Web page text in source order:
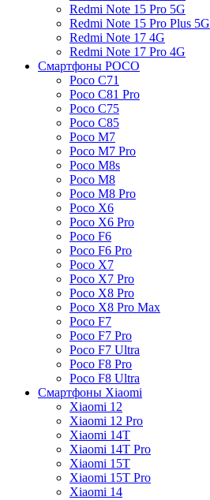
Redmi Note 15 Pro 5G
Redmi Note 15 Pro Plus 5G
Redmi Note 17 4G
Redmi Note 17 Pro 4G
Смартфоны POCO
Poco C71
Poco C81 Pro
Poco C75
Poco C85
Poco M7
Poco M7 Pro
Poco M8s
Poco M8
Poco M8 Pro
Poco X6
Poco X6 Pro
Poco F6
Poco F6 Pro
Poco X7
Poco X7 Pro
Poco X8 Pro
Poco X8 Pro Max
Poco F7
Poco F7 Pro
Poco F7 Ultra
Poco F8 Pro
Poco F8 Ultra
Смартфоны Xiaomi
Xiaomi 12
Xiaomi 12 Pro
Xiaomi 14T
Xiaomi 14T Pro
Xiaomi 15T
Xiaomi 15T Pro
Xiaomi 14